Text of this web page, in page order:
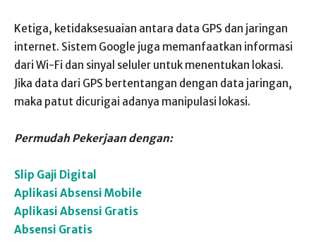
Ketiga, ketidaksesuaian antara data GPS dan jaringan
internet. Sistem Google juga memanfaatkan informasi
dari Wi-Fi dan sinyal seluler untuk menentukan lokasi.
Jika data dari GPS bertentangan dengan data jaringan,
maka patut dicurigai adanya manipulasi lokasi.
Permudah Pekerjaan dengan:
Slip Gaji Digital
Aplikasi Absensi Mobile
Aplikasi Absensi Gratis
Absensi Gratis